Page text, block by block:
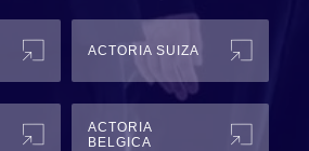
ACTORIA SUIZA
ACTORIA
BELGICA